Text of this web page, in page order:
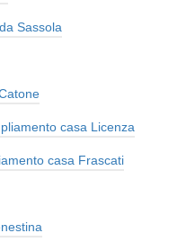
Sassola
casa Licenza
casa Frascati